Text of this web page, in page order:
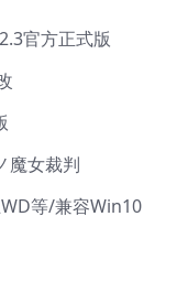
官方正式版
魔女裁判
等/兼容Win10